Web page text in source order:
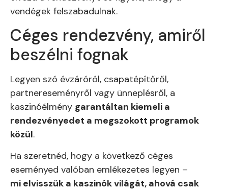
vendégek felszabadulnak.
Céges rendezvény, amiről
beszélni fognak
Legyen szó évzáróról, csapatépítőről,
partnereseményről vagy ünneplésről, a
kaszinóélmény garantáltan kiemeli a
rendezvényedet a megszokott programok
közül.
Ha szeretnéd, hogy a következő céges
eseményed valóban emlékezetes legyen –
mi elvisszük a kaszinók világát, ahová csak